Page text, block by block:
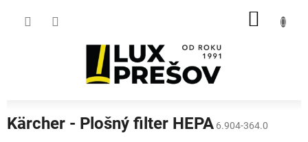
Kärcher - Plošný filter HEPA 6.904-364.0